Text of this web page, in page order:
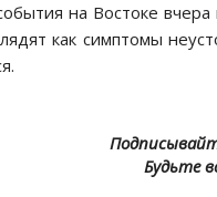
на Воcтоке
как cимптомы
Будьте